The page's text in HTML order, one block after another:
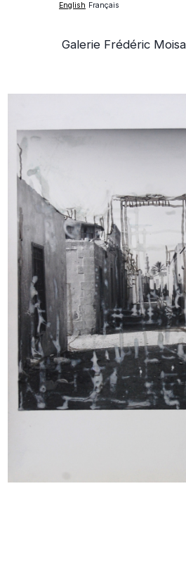
English Français
Galerie Frédéric